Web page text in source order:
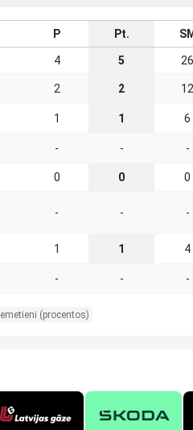
P Pt. SM
4 5 26
2 2 12
1 1 6
- - -
0 0 0
- - -
1 1 4
- - -
Iemetieni (procentos)